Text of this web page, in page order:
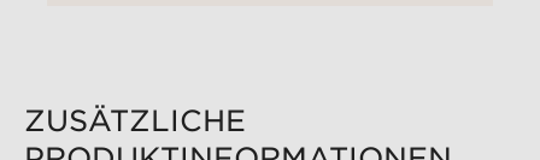
ZUSÄTZLICHE